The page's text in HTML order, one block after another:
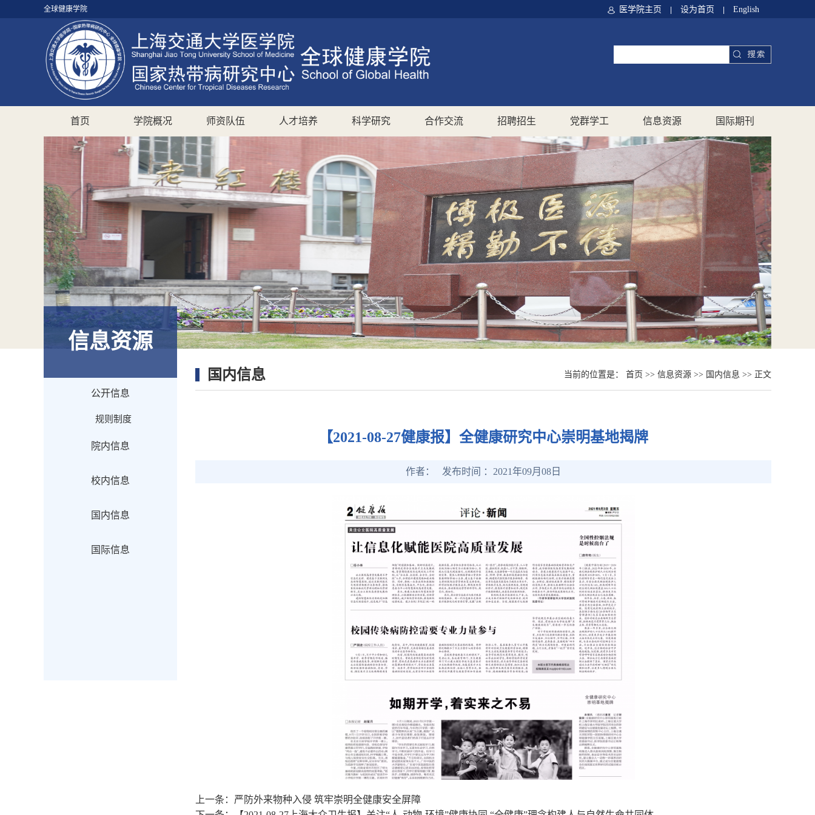
全球健康学院 医学院主页 设为首页 English
首页 学院概况 师资队伍 人才培养 科学研究 合作交流 招聘招生 党群学工 信息资源 国际期刊
信息资源
公开信息
规则制度
院内信息
校内信息
国内信息
国际信息
国内信息 当前的位置是： 首页 >> 信息资源 >> 国内信息 >> 正文
【2021-08-27健康报】全健康研究中心崇明基地揭牌
作者： 发布时间 ：2021年09月08日
上一条： 严防外来物种入侵 筑牢崇明全健康安全屏障